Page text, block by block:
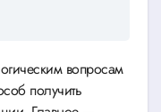
вопросам
получить